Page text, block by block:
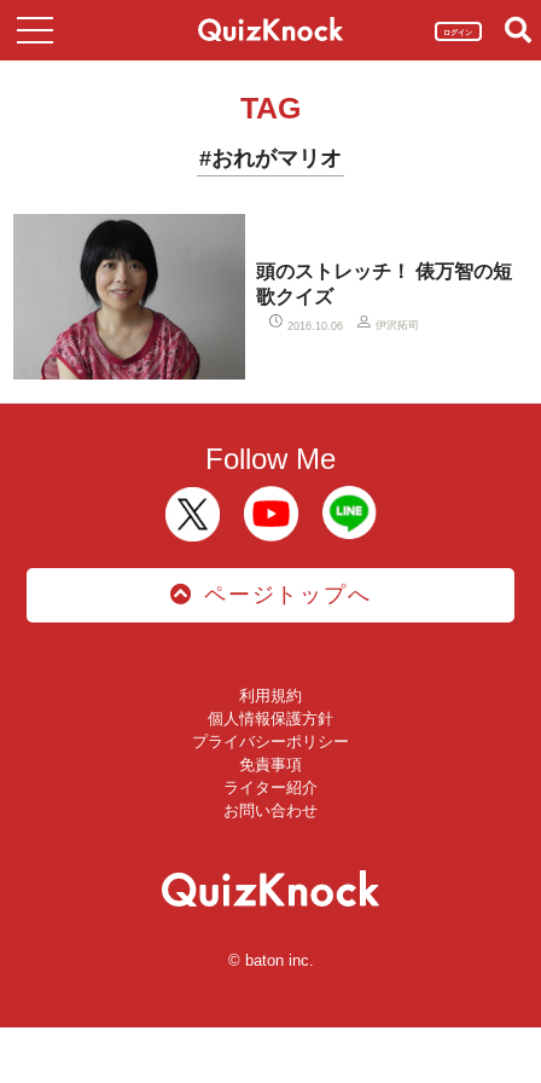
ログイン
TAG
#おれがマリオ
頭のストレッチ！ 俵万智の短
歌クイズ
2016.10.06 伊沢拓司
Follow Me
ページトップへ
利用規約
個人情報保護方針
プライバシーポリシー
免責事項
ライター紹介
お問い合わせ
© baton inc.